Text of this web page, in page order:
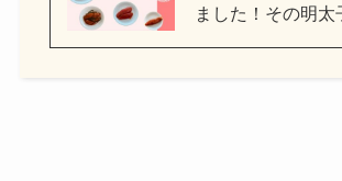
ました！その明太